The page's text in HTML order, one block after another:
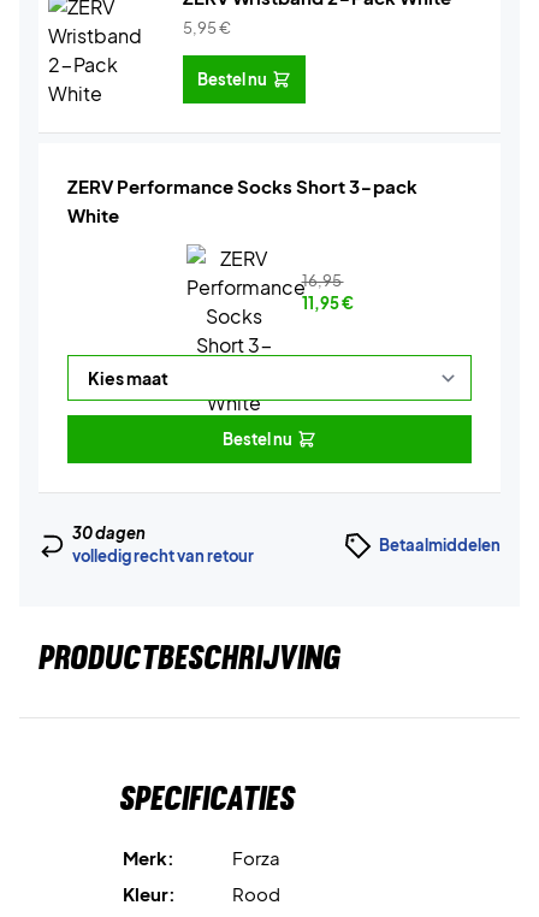
5,95€
Bestel nu
ZERV Performance Socks Short 3-pack
White
16,95
11,95€
Bestel nu
30 dagen
volledig recht van retour
Betaalmiddelen
PRODUCTBESCHRIJVING
Specificaties
Merk:
Forza
Kleur:
Rood